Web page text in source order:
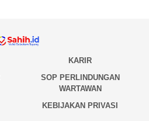
KARIR
SOP PERLINDUNGAN
WARTAWAN
KEBIJAKAN PRIVASI